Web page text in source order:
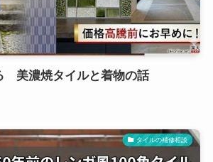
美濃焼タイルと着物の話
タイルの補修相談